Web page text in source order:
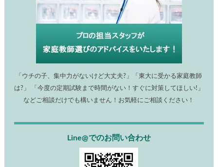
「ウチの子、集中力がないけど大丈夫?」「東大に受かる家庭教師
は?」 「今度の定期試験まで時間がない！すぐに対策してほしい!」
などご相談だけでも構いません！お気軽にご相談ください！
Line@でのお問い合わせ